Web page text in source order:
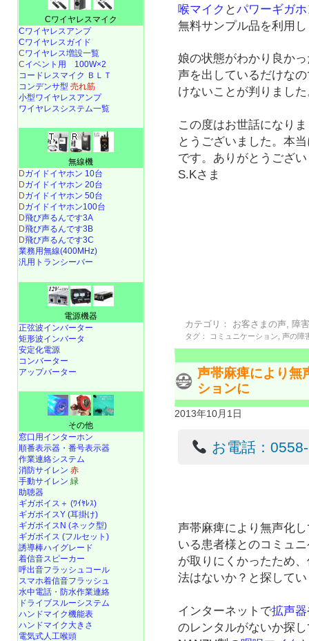
喉マイク とパワーギガ
無料サンプル品を利用
娘の状態がわかり良か
声を出しているだけな
けないことが判りまし
この度はお世話になり
とうございました。本
です。ありがとうござ
S.Kさま
カテゴリ： お客さまの声 障
タグ： コミュニケーション ,声の障
声帯麻痺により無
ションに
2013年10月1日
お電話：
声帯麻痺により無声化
いる患者様とのコミュ
が取りにくかったため
法はないか？と探して
インターネットで拡声器
のレンタルがないか探
Cワイヤレスマイク
Cワイヤレスアンプ
Cワイヤレスガイド
Cワイヤレス増設一覧
Cイベント用 100W×2
コードレスマイク ＢＬＴ
コンデンサ型 売れ筋
小型ワイヤレスアンプ
ワイヤレスシステム一覧
無線機
Dガイドイヤホン 10台
Dガイドイヤホン 20台
Dガイドイヤホン 50台
Dガイドイヤホン100台
D飛び声るんです3A
D飛び声るんです3B
D飛び声るんです3C
業務用無線(400MHz)
汎用トランシーバー
電源機器
正弦波インバーター
矩形波インバータ
安定化電源
コンバーター
アップバーター
その他
窓口用インターホン
順番表示器・番号表示器
作業連絡システム
消防サイレン 赤
手動サイレン 緑
助聴器
ギガボイス＋ (ﾜｲﾔﾚｽ)
ギガボイスY (耳掛け)
ギガボイスN (ネック型)
ギガボイス (フルセット)
誘導棒ハイグレード
着信音スピーカー
呼出音フラッシュコール
スマホ着信音フラッシュ
水中電話 ・ 防水作業連絡
ドライブスルーシステム
ハンドマイク機能表
ハンドマイク大きさ
電気式人工喉頭